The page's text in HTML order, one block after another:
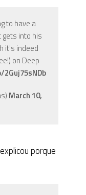
to have a
into his
it's indeed
on Deep
March 10,
porque